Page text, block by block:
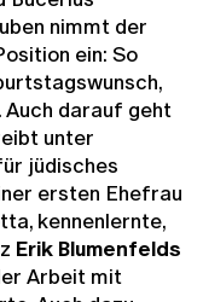
nimmt der
ein: So
Auch darauf geht
unter
jüdisches
ersten Ehefrau
kennenlernte,
Erik Blumenfelds
Arbeit mit